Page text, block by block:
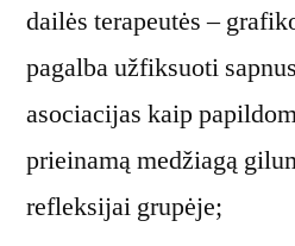
dailės terapeutės –
pagalba užfiksuoti
asociacijas kaip
prieinamą medžiagą
refleksijai grupėje;